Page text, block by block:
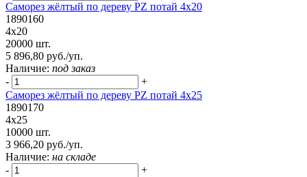
Саморез жёлтый по дереву PZ потай 4х20
1890160
4х20
20000 шт.
5 896,80 руб./уп.
Наличие: под заказ
-
+
Саморез жёлтый по дереву PZ потай 4х25
1890170
4х25
10000 шт.
3 966,20 руб./уп.
Наличие: на складе
-
+